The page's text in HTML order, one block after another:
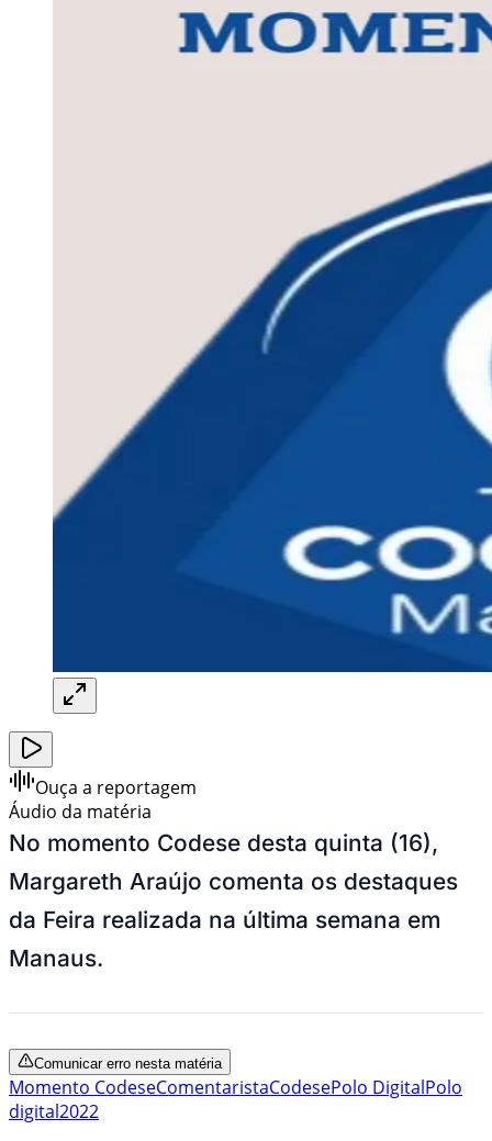
Ouça a reportagem
Áudio da matéria
No momento Codese desta quinta (16),
Margareth Araújo comenta os destaques
da Feira realizada na última semana em
Manaus.
Comunicar erro nesta matéria
Momento CodeseComentaristaCodesePolo DigitalPolo
digital2022